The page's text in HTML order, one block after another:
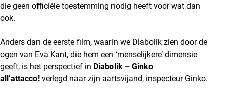
die geen officiële toestemming nodig heeft voor wat dan
ook.
Anders dan de eerste film, waarin we Diabolik zien door de
ogen van Eva Kant, die hem een ‘menselijkere’ dimensie
geeft, is het perspectief in Diabolik – Ginko
all’attacco! verlegd naar zijn aartsvijand, inspecteur Ginko.